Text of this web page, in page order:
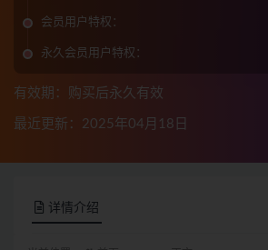
会员用户特权：
永久会员用户特权：
有效期：购买后永久有效
最近更新：2025年04月18日
详情介绍